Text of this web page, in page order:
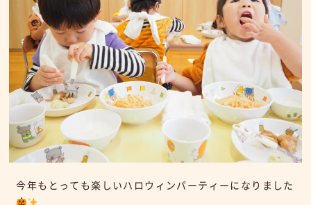
今年もとっても楽しいハロウィンパーティーになりました